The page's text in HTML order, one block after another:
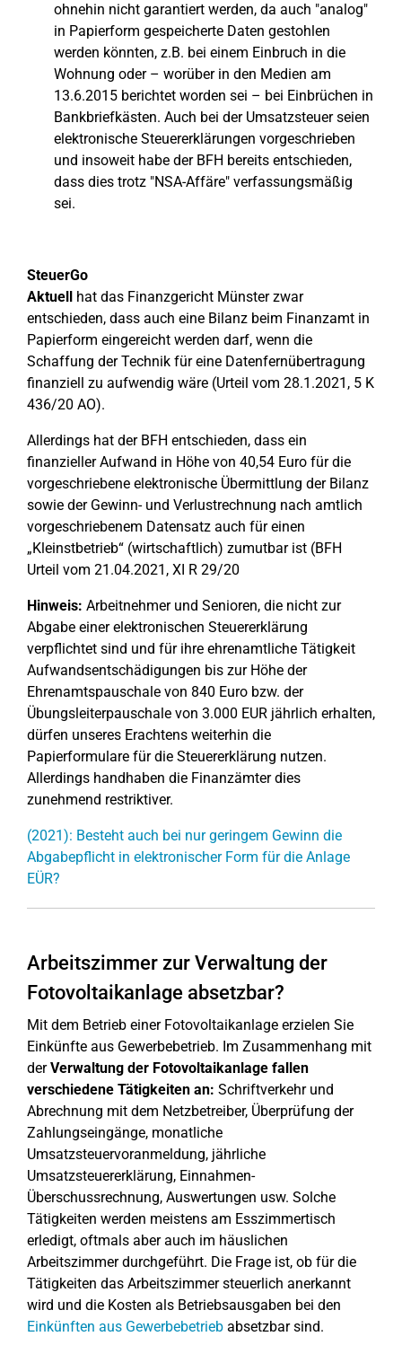
ohnehin nicht garantiert werden, da auch "analog"
in Papierform gespeicherte Daten gestohlen
werden könnten, z.B. bei einem Einbruch in die
Wohnung oder – worüber in den Medien am
13.6.2015 berichtet worden sei – bei Einbrüchen in
Bankbriefkästen. Auch bei der Umsatzsteuer seien
elektronische Steuererklärungen vorgeschrieben
und insoweit habe der BFH bereits entschieden,
dass dies trotz "NSA-Affäre" verfassungsmäßig
sei.
SteuerGo
Aktuell hat das Finanzgericht Münster zwar
entschieden, dass auch eine Bilanz beim Finanzamt in
Papierform eingereicht werden darf, wenn die
Schaffung der Technik für eine Datenfernübertragung
finanziell zu aufwendig wäre (Urteil vom 28.1.2021, 5 K
436/20 AO).
Allerdings hat der BFH entschieden, dass ein
finanzieller Aufwand in Höhe von 40,54 Euro für die
vorgeschriebene elektronische Übermittlung der Bilanz
sowie der Gewinn- und Verlustrechnung nach amtlich
vorgeschriebenem Datensatz auch für einen
„Kleinstbetrieb“ (wirtschaftlich) zumutbar ist (BFH
Urteil vom 21.04.2021, XI R 29/20
Hinweis: Arbeitnehmer und Senioren, die nicht zur
Abgabe einer elektronischen Steuererklärung
verpflichtet sind und für ihre ehrenamtliche Tätigkeit
Aufwandsentschädigungen bis zur Höhe der
Ehrenamtspauschale von 840 Euro bzw. der
Übungsleiterpauschale von 3.000 EUR jährlich erhalten,
dürfen unseres Erachtens weiterhin die
Papierformulare für die Steuererklärung nutzen.
Allerdings handhaben die Finanzämter dies
zunehmend restriktiver.
(2021): Besteht auch bei nur geringem Gewinn die
Abgabepflicht in elektronischer Form für die Anlage
EÜR?
Arbeitszimmer zur Verwaltung der
Fotovoltaikanlage absetzbar?
Mit dem Betrieb einer Fotovoltaikanlage erzielen Sie
Einkünfte aus Gewerbebetrieb. Im Zusammenhang mit
derVerwaltung der Fotovoltaikanlage fallen
verschiedene Tätigkeiten an: Schriftverkehr und
Abrechnung mit dem Netzbetreiber, Überprüfung der
Zahlungseingänge, monatliche
Umsatzsteuervoranmeldung, jährliche
Umsatzsteuererklärung, Einnahmen-
Überschussrechnung, Auswertungen usw. Solche
Tätigkeiten werden meistens am Esszimmertisch
erledigt, oftmals aber auch im häuslichen
Arbeitszimmer durchgeführt. Die Frage ist, ob für die
Tätigkeiten das Arbeitszimmer steuerlich anerkannt
wird und die Kosten als Betriebsausgaben bei den
Einkünften aus Gewerbebetrieb absetzbar sind.